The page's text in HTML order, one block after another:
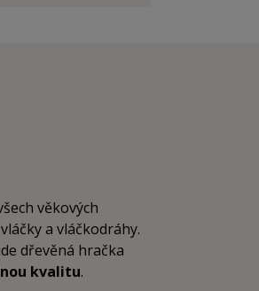
věkových
a vláčkodráhy.
dřevěná hračka
kvalitu.